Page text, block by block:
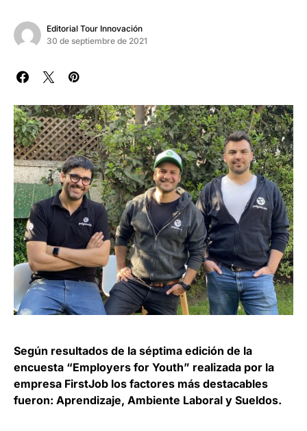
Editorial Tour Innovación
30 de septiembre de 2021
Según resultados de la séptima edición de la
encuesta “Employers for Youth” realizada por la
empresa FirstJob los factores más destacables
fueron: Aprendizaje, Ambiente Laboral y Sueldos.